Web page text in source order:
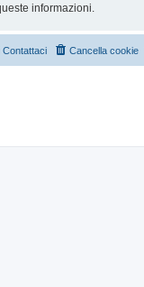
informazioni.
Cancella cookie
Contattaci